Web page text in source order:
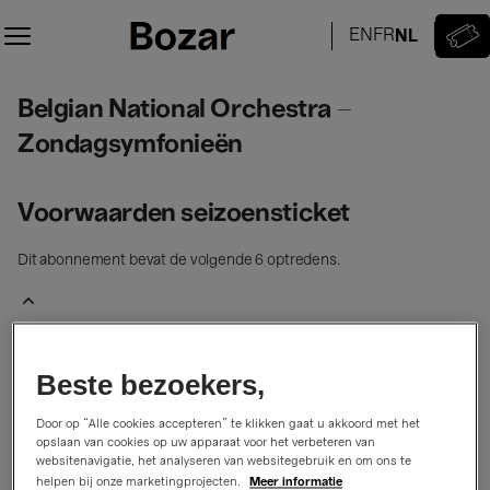
[Belgian
Zondagsymfonieën]
for
Arts
Belgian
National
Orchestra
Belgian National Orchestra -
Zondagsymfonieën
Voorwaarden seizoensticket
Dit abonnement bevat de volgende 6 optredens.
Orchestra,
Kobekina
Belgian National Orchestra, Petrenko &
Kobekina
Rachmaninov 2
zondag, 11 oktober 2026
Beste bezoekers,
Door op “Alle cookies accepteren” te klikken gaat u akkoord met het
opslaan van cookies op uw apparaat voor het verbeteren van
websitenavigatie, het analyseren van websitegebruik en om ons te
helpen bij onze marketingprojecten.
Meer informatie